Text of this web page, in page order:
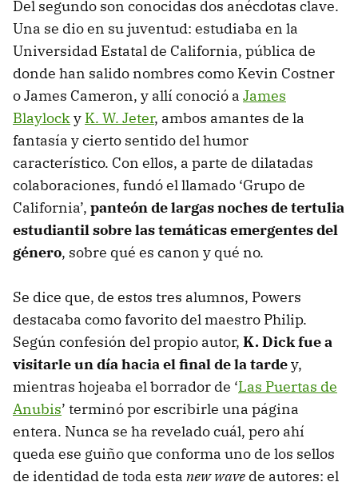
Del segundo son conocidas dos anécdotas clave.
Una se dio en su juventud: estudiaba en la
Universidad Estatal de California, pública de
donde han salido nombres como Kevin Costner
o James Cameron, y allí conoció a James
Blaylock y K. W. Jeter, ambos amantes de la
fantasía y cierto sentido del humor
característico. Con ellos, a parte de dilatadas
colaboraciones, fundó el llamado ‘Grupo de
California’, panteón de largas noches de tertulia
estudiantil sobre las temáticas emergentes del
género, sobre qué es canon y qué no.
Se dice que, de estos tres alumnos, Powers
destacaba como favorito del maestro Philip.
Según confesión del propio autor, K. Dick fue a
visitarle un día hacia el final de la tardey,
mientras hojeaba el borrador de ‘Las Puertas de
Anubis’ terminó por escribirle una página
entera. Nunca se ha revelado cuál, pero ahí
queda ese guiño que conforma uno de los sellos
de identidad de toda esta new wave de autores: el